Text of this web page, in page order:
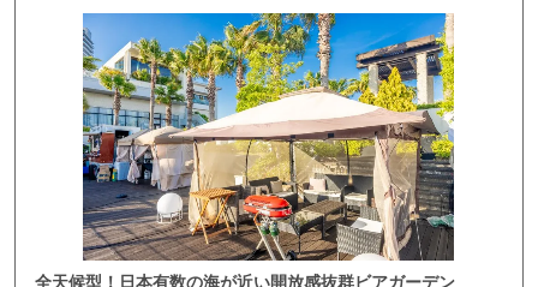
全天候型！日本有数の海が近い開放感抜群ビアガーデン